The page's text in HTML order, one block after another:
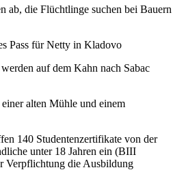
ab, die Flüchtlinge suchen bei Bauern
Pass für Netty in Kladovo
auf dem Kahn nach Sabac
alten Mühle und einem
140 Studentenzertifikate von der
unter 18 Jahren ein (BIII
Verpflichtung die Ausbildung